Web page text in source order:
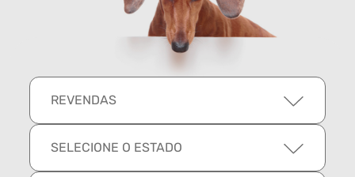
REVENDAS
SELECIONE O ESTADO